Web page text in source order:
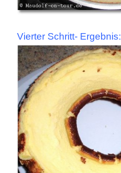
Vierter Schritt- Ergebnis: